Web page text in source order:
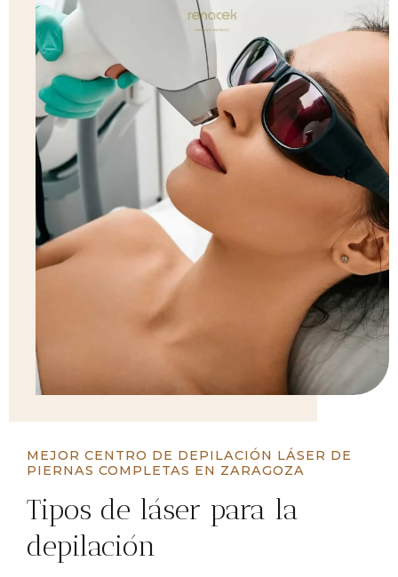
MEJOR CENTRO DE DEPILACIÓN LÁSER DE
PIERNAS COMPLETAS EN ZARAGOZA
Tipos de láser para la
depilación